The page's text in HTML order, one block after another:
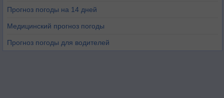
Прогноз погоды на 14 дней
Медицинский прогноз погоды
Прогноз погоды для водителей